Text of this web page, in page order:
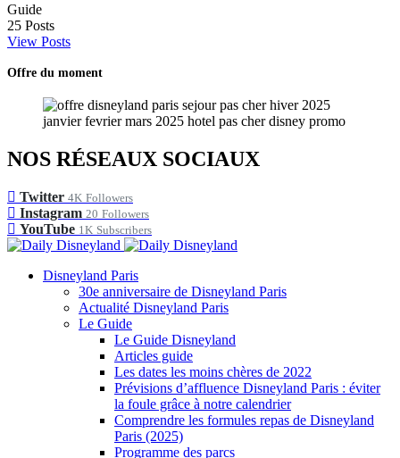
Guide
25 Posts
View Posts
Offre du moment
NOS RÉSEAUX SOCIAUX
Twitter 4K Followers
Instagram 20 Followers
YouTube 1K Subscribers
Disneyland Paris
30e anniversaire de Disneyland Paris
Actualité Disneyland Paris
Le Guide
Le Guide Disneyland
Articles guide
Les dates les moins chères de 2022
Prévisions d’affluence Disneyland Paris : éviter
la foule grâce à notre calendrier
Comprendre les formules repas de Disneyland
Paris (2025)
Programme des parcs